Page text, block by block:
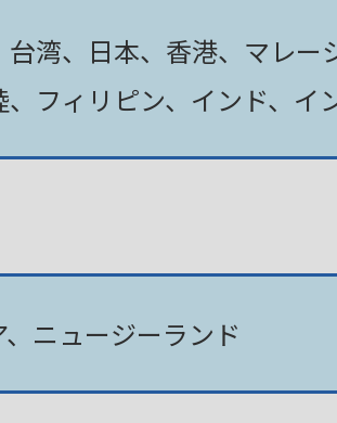
湾、日本、香港、マレー
フィリピン、インド、イ
ニュージーランド